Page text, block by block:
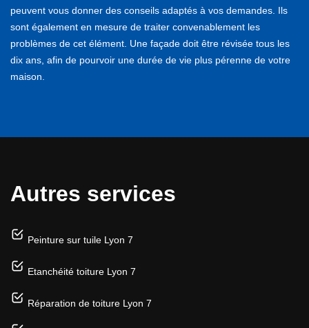
peuvent vous donner des conseils adaptés à vos demandes. Ils
sont également en mesure de traiter convenablement les
problèmes de cet élément. Une façade doit être révisée tous les
dix ans, afin de pourvoir une durée de vie plus pérenne de votre
maison.
Autres services
Peinture sur tuile Lyon 7
Etanchéité toiture Lyon 7
Réparation de toiture Lyon 7